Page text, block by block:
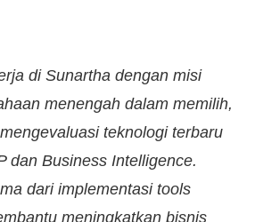
di Sunartha dengan misi
menengah dalam memilih,
teknologi terbaru
dan Business Intelligence.
dari implementasi tools
meningkatkan bisnis